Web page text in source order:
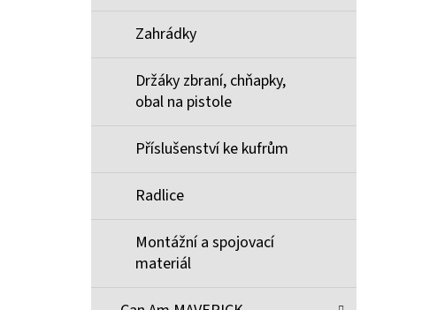
Zahrádky
Držáky zbraní, chňapky,
obal na pistole
Příslušenství ke kufrům
Radlice
Montážní a spojovací
materiál